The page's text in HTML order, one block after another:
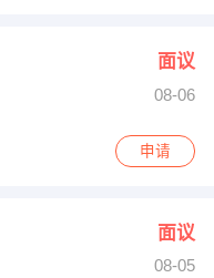
面议
08-06
申请
面议
08-05